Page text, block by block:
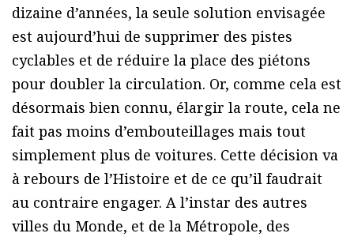
dizaine d’années, la seule solution envisagée
est aujourd’hui de supprimer des pistes
cyclables et de réduire la place des piétons
pour doubler la circulation. Or, comme cela est
désormais bien connu, élargir la route, cela ne
fait pas moins d’embouteillages mais tout
simplement plus de voitures. Cette décision va
à rebours de l’Histoire et de ce qu’il faudrait
au contraire engager. A l’instar des autres
villes du Monde, et de la Métropole, des